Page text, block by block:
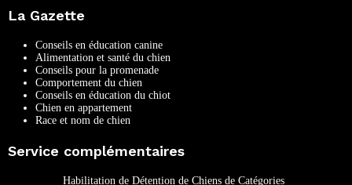
La Gazette
Conseils en éducation canine
Alimentation et santé du chien
Conseils pour la promenade
Comportement du chien
Conseils en éducation du chiot
Chien en appartement
Race et nom de chien
Service complémentaires
Habilitation de Détention de Chiens de Catégories